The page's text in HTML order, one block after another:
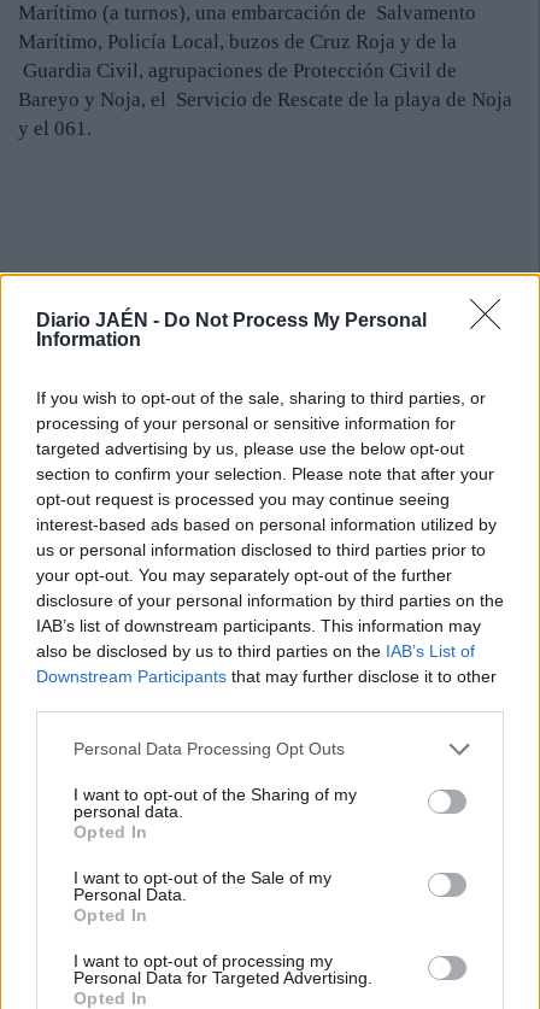
Diario JAÉN - Do Not Process My Personal
Information
If you wish to opt-out of the sale, sharing to third parties, or
processing of your personal or sensitive information for
targeted advertising by us, please use the below opt-out
section to confirm your selection. Please note that after your
opt-out request is processed you may continue seeing
interest-based ads based on personal information utilized by
us or personal information disclosed to third parties prior to
your opt-out. You may separately opt-out of the further
disclosure of your personal information by third parties on the
IAB’s list of downstream participants. This information may
also be disclosed by us to third parties on the IAB’s List of
Downstream Participants that may further disclose it to other
Personal Data Processing Opt Outs
I want to opt-out of the Sharing of my
personal data.
Opted In
I want to opt-out of the Sale of my
Personal Data.
Opted In
I want to opt-out of processing my
Personal Data for Targeted Advertising.
Opted In
Marítimo (a turnos), una embarcación de Salvamento
Marítimo, Policía Local, buzos de Cruz Roja y de la
Guardia Civil, agrupaciones de Protección Civil de
Bareyo y Noja, el Servicio de Rescate de la playa de Noja
y el 061.